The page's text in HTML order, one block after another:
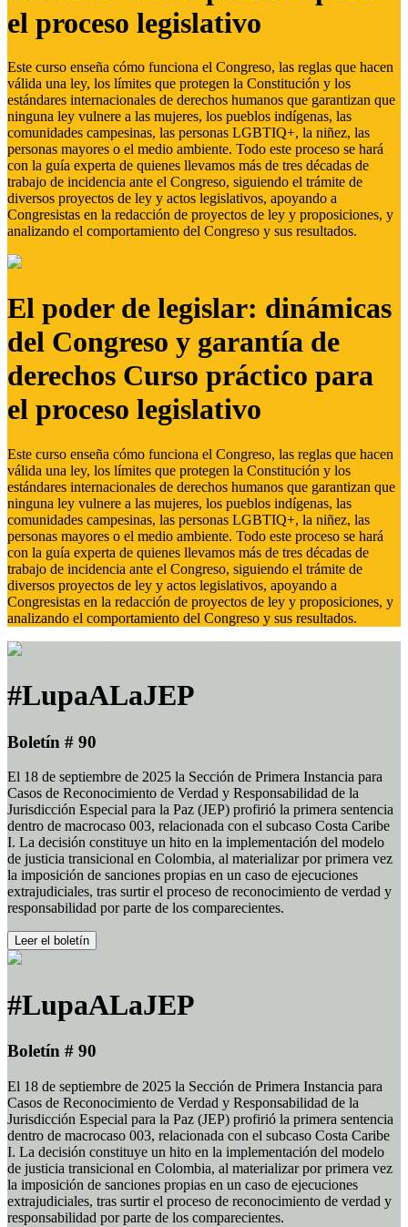
el proceso legislativo
Este curso enseña cómo funciona el Congreso, las reglas que hacen
válida una ley, los límites que protegen la Constitución y los
estándares internacionales de derechos humanos que garantizan que
ninguna ley vulnere a las mujeres, los pueblos indígenas, las
comunidades campesinas, las personas LGBTIQ+, la niñez, las
personas mayores o el medio ambiente. Todo este proceso se hará
con la guía experta de quienes llevamos más de tres décadas de
trabajo de incidencia ante el Congreso, siguiendo el trámite de
diversos proyectos de ley y actos legislativos, apoyando a
Congresistas en la redacción de proyectos de ley y proposiciones, y
analizando el comportamiento del Congreso y sus resultados.
El poder de legislar: dinámicas
del Congreso y garantía de
derechos Curso práctico para
el proceso legislativo
Este curso enseña cómo funciona el Congreso, las reglas que hacen
válida una ley, los límites que protegen la Constitución y los
estándares internacionales de derechos humanos que garantizan que
ninguna ley vulnere a las mujeres, los pueblos indígenas, las
comunidades campesinas, las personas LGBTIQ+, la niñez, las
personas mayores o el medio ambiente. Todo este proceso se hará
con la guía experta de quienes llevamos más de tres décadas de
trabajo de incidencia ante el Congreso, siguiendo el trámite de
diversos proyectos de ley y actos legislativos, apoyando a
Congresistas en la redacción de proyectos de ley y proposiciones, y
analizando el comportamiento del Congreso y sus resultados.
#LupaALaJEP
Boletín # 90
El 18 de septiembre de 2025 la Sección de Primera Instancia para
Casos de Reconocimiento de Verdad y Responsabilidad de la
Jurisdicción Especial para la Paz (JEP) profirió la primera sentencia
dentro de macrocaso 003, relacionada con el subcaso Costa Caribe
I. La decisión constituye un hito en la implementación del modelo
de justicia transicional en Colombia, al materializar por primera vez
la imposición de sanciones propias en un caso de ejecuciones
extrajudiciales, tras surtir el proceso de reconocimiento de verdad y
responsabilidad por parte de los comparecientes.
Leer el boletín
#LupaALaJEP
Boletín # 90
El 18 de septiembre de 2025 la Sección de Primera Instancia para
Casos de Reconocimiento de Verdad y Responsabilidad de la
Jurisdicción Especial para la Paz (JEP) profirió la primera sentencia
dentro de macrocaso 003, relacionada con el subcaso Costa Caribe
I. La decisión constituye un hito en la implementación del modelo
de justicia transicional en Colombia, al materializar por primera vez
la imposición de sanciones propias en un caso de ejecuciones
extrajudiciales, tras surtir el proceso de reconocimiento de verdad y
responsabilidad por parte de los comparecientes.